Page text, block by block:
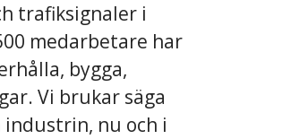
trafiksignaler i
medarbetare har
bygga,
Vi brukar säga
nu och i